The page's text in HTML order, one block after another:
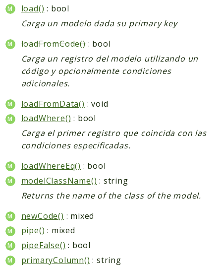
load() : bool
Carga un modelo dada su primary key
loadFromCode(): bool
Carga un registro del modelo utilizando un
código y opcionalmente condiciones
adicionales.
loadFromData() : void
loadWhere() : bool
Carga el primer registro que coincida con las
condiciones especificadas.
loadWhereEq() : bool
modelClassName() : string
Returns the name of the class of the model.
newCode() : mixed
pipe() : mixed
pipeFalse() : bool
primaryColumn() : string